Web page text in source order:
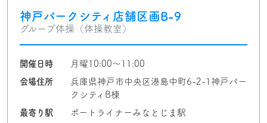
神戸パークシティ店舗区画B-9
グループ体操（体操教室）
開催日時
月曜10:00〜11:00
会場住所
兵庫県神戸市中央区港島中町6-2-1神戸パー
クシティB棟
最寄り駅
ポートライナーみなとじま駅